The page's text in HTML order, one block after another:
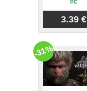
PC
3.39 €
-31%